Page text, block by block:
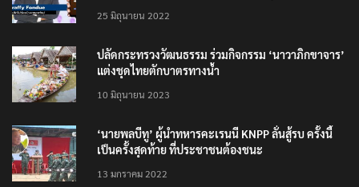
25 มิถุนายน 2022
ปลัดกระทรวงวัฒนธรรม ร่วมกิจกรรม ‘นาวาภิกขาจาร’
แต่งชุดไทยตักบาตรทางน้ำ
10 มิถุนายน 2023
‘นายพลบีทู’ ผู้นำทหารคะเรนนี KNPP ลั่นสู้รบ ครั้งนี้
เป็นครั้งสุดท้าย ที่ประชาชนต้องชนะ
13 มกราคม 2022